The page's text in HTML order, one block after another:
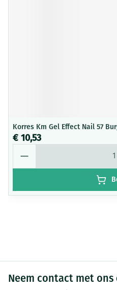
Korres Km Gel Effect Nail 57
€ 10,53
Neem contact met ons